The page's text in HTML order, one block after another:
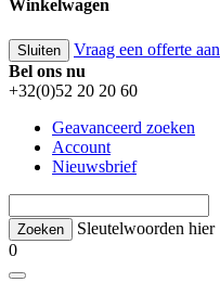
Winkelwagen
Sluiten Vraag een offerte aan
Bel ons nu
+32(0)52 20 20 60
Geavanceerd zoeken
Account
Nieuwsbrief
Sleutelwoorden hier
0